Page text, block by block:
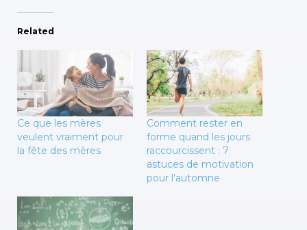
Related
Ce que les mères
veulent vraiment pour
la fête des mères
Comment rester en
forme quand les jours
raccourcissent : 7
astuces de motivation
pour l’automne